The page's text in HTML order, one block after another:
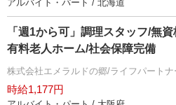
アルバイト・パート / 北海道
「週1から可」調理スタッフ/無
有料老人ホーム/社会保障完備
株式会社エメラルドの郷/ライフパートナ
時給1,177円